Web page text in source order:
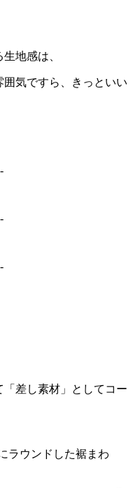
地感は、
気ですら、きっといい
差し素材」としてコー
ラウンドした裾まわ